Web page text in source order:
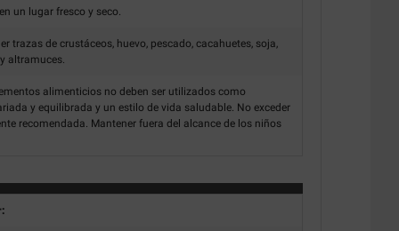
un lugar fresco y seco.
trazas de crustáceos, huevo, pescado, cacahuetes, soja,
altramuces.
alimenticios no deben ser utilizados como
y equilibrada y un estilo de vida saludable. No exceder
recomendada. Mantener fuera del alcance de los niños